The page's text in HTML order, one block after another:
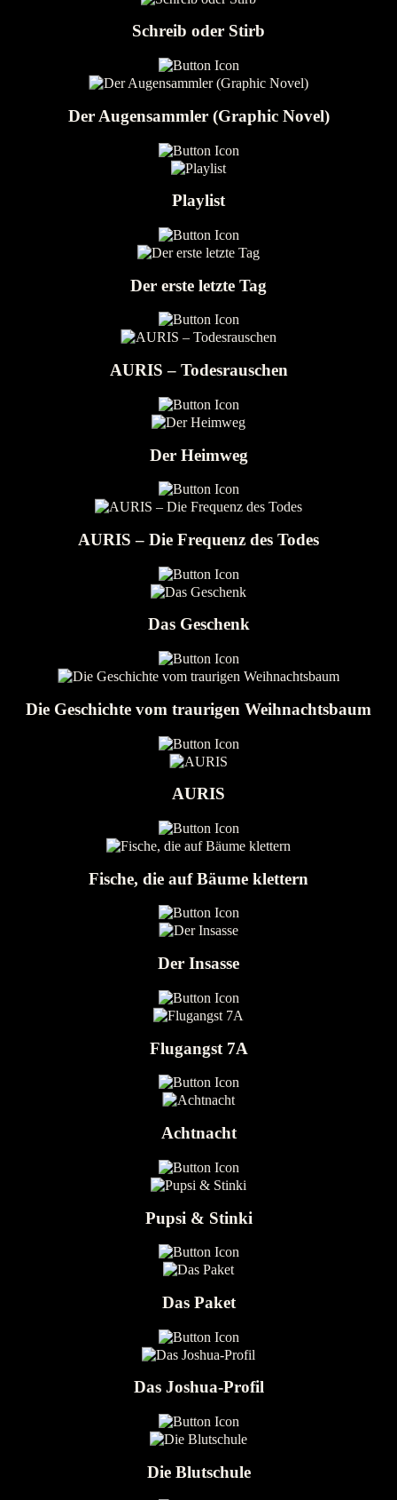
Schreib oder Stirb
Der Augensammler (Graphic Novel)
Playlist
Der erste letzte Tag
AURIS – Todesrauschen
Der Heimweg
AURIS – Die Frequenz des Todes
Das Geschenk
Die Geschichte vom traurigen Weihnachtsbaum
AURIS
Fische, die auf Bäume klettern
Der Insasse
Flugangst 7A
Achtnacht
Pupsi & Stinki
Das Paket
Das Joshua-Profil
Die Blutschule